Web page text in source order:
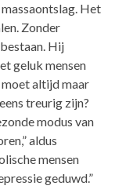
Het
Zonder
Hij
geluk mensen
altijd maar
treurig zijn?
modus van
aldus
mensen
geduwd.”